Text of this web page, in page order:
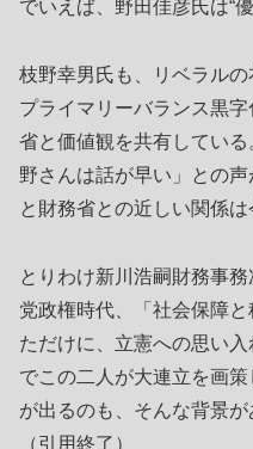
でいえば、野田佳彦氏は“優
枝野幸男氏も、リベラル
プライマリーバランス黒
省と価値観を共有してい
野さんは話が早い」との
と財務省との近しい関係は
とりわけ新川浩嗣財務事
党政権時代、「社会保障
ただけに、立憲への思い
でこの二人が大連立を画
が出るのも、そんな背景が
（引用終了）